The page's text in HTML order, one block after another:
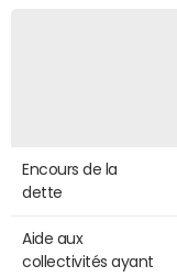
Encours de la
dette
Aide aux
collectivités ayant